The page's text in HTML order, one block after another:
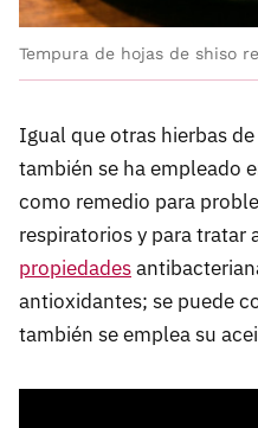
Tempura de hojas de shiso
Igual que otras hierbas
también se ha empleado
como remedio para
respiratorios y para tratar
propiedades
antioxidantes; se puede
también se emplea su